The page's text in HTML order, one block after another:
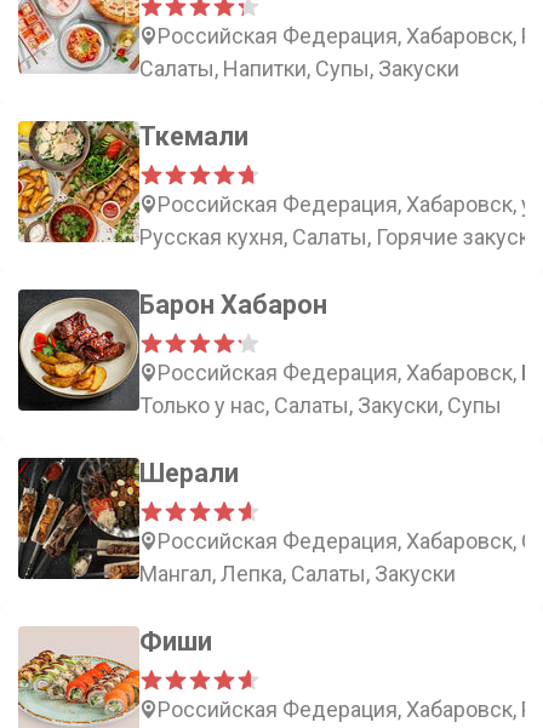
Российская Федерация, Хабаровск,
Салаты, Напитки, Супы, Закуски
Ткемали
Российская Федерация, Хабаровск,
Русская кухня, Салаты, Горячие
Барон Хабарон
Российская Федерация, Хабаровск,
Только у нас, Салаты, Закуски, Супы
Шерали
Российская Федерация, Хабаровск,
Мангал, Лепка, Салаты, Закуски
Фиши
Российская Федерация, Хабаровск,